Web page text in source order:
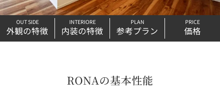
OUT SIDE
外観の特徴
INTERIORE
内装の特徴
PLAN
参考プラン
PRICE
価格
RONAの基本性能